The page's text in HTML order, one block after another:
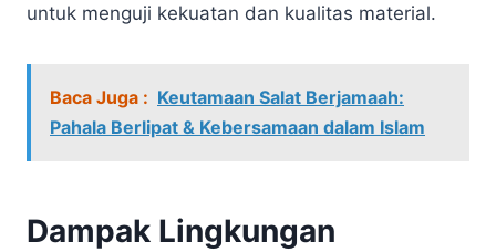
untuk menguji kekuatan dan kualitas material.
Baca Juga : Keutamaan Salat Berjamaah:
Pahala Berlipat & Kebersamaan dalam Islam
Dampak Lingkungan